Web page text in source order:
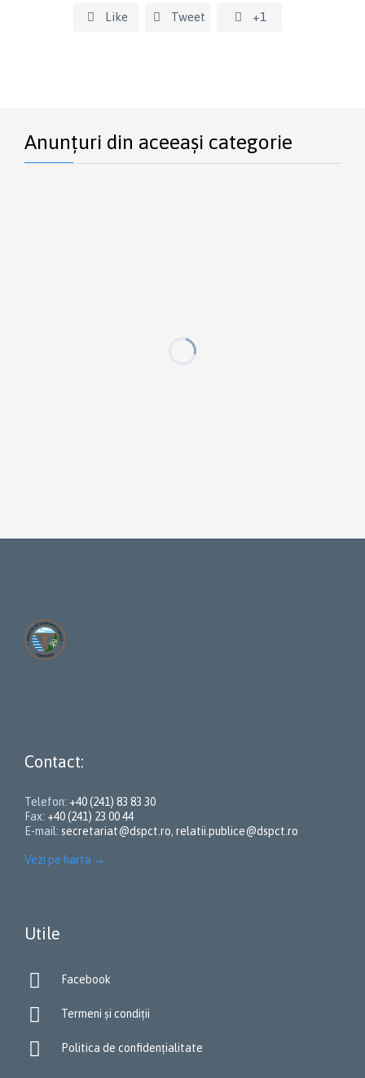
 Like  Tweet  +1
Anunțuri din aceeași categorie
Contact:
Telefon: +40 (241) 83 83 30
Fax: +40 (241) 23 00 44
E-mail: secretariat@dspct.ro, relatii.publice@dspct.ro
Vezi pe harta →
Utile
 Facebook
 Termeni și condiții
 Politica de confidențialitate